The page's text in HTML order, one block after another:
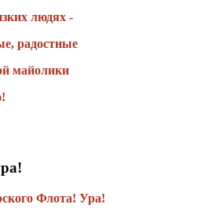
людях -
радостные
майолики
Флота! Ура!